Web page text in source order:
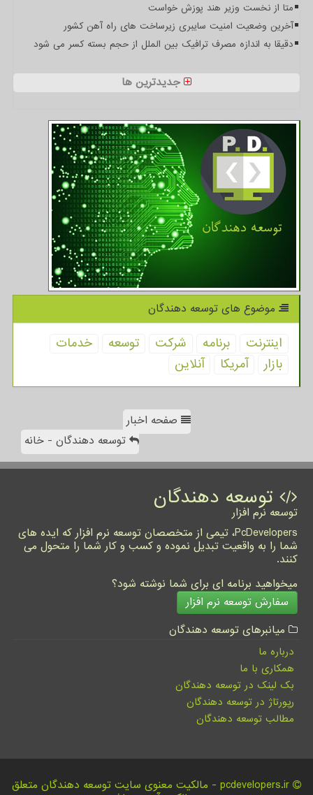
متا از نخست وزیر هند پوزش خواست
آخرین وضعیت امنیت سایبری زیرساخت های راه آهن کشور
دقیقا به اندازه مصرف ترافیک بین الملل از حجم بسته کسر می شود
جدیدترین ها
موضوع های توسعه دهندگان
اینترنت برنامه شركت توسعه
خدمات
بازار
آمریكا آنلاین
صفحه اخبار
توسعه دهندگان - خانه
توسعه دهندگان
توسعه نرم افزار
PcDevelopers، تیمی از متخصصان توسعه نرم افزار که ایده های
شما را به واقعیت تبدیل نموده و کسب و کار شما را متحول می
کنند.
میخواهید برنامه ای برای شما نوشته شود؟
سفارش توسعه نرم افزار
میانبرهای توسعه دهندگان
درباره ما
همکاری با ما
بک لینک در توسعه دهندگان
رپورتاژ در توسعه دهندگان
مطالب توسعه دهندگان
pcdevelopers.ir - مالکیت معنوی سایت توسعه دهندگان متعلق